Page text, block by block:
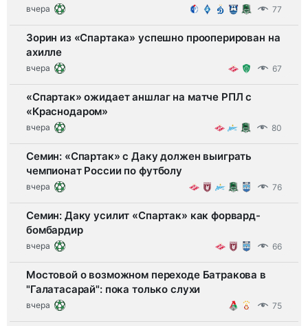
вчера 77
Зорин из «Спартака» успешно прооперирован на
ахилле
вчера 67
«Спартак» ожидает аншлаг на матче РПЛ с
«Краснодаром»
вчера 80
Семин: «Спартак» с Даку должен выиграть
чемпионат России по футболу
вчера 76
Семин: Даку усилит «Спартак» как форвард-
бомбардир
вчера 66
Мостовой о возможном переходе Батракова в
"Галатасарай": пока только слухи
вчера 75